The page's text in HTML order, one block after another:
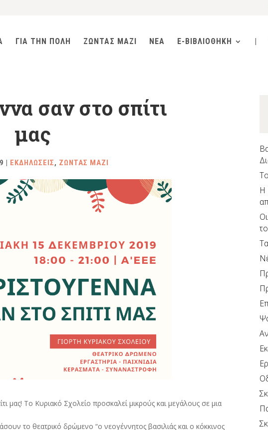
ΓΙΑ ΤΗΝ ΠΟΛΗ ΖΩΝΤΑΣ ΜΑΖΙ ΝΕΑ E-ΒΙΒΛΙΟΘΗΚΗ |
σαν στο σπίτι
μας
| ΕΚΔΗΛΩΣΕΙΣ, ΖΩΝΤΑΣ ΜΑΖΙ
μας! Το Κυριακό Σχολείο προσκαλεί μικρούς και μεγάλους σε μια
το θεατρικό δρώμενο “ο νεογέννητος βασιλιάς και ο κόκκινος
H